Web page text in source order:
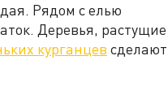
Рядом с елью
Деревья, растущие
курганцев сделают